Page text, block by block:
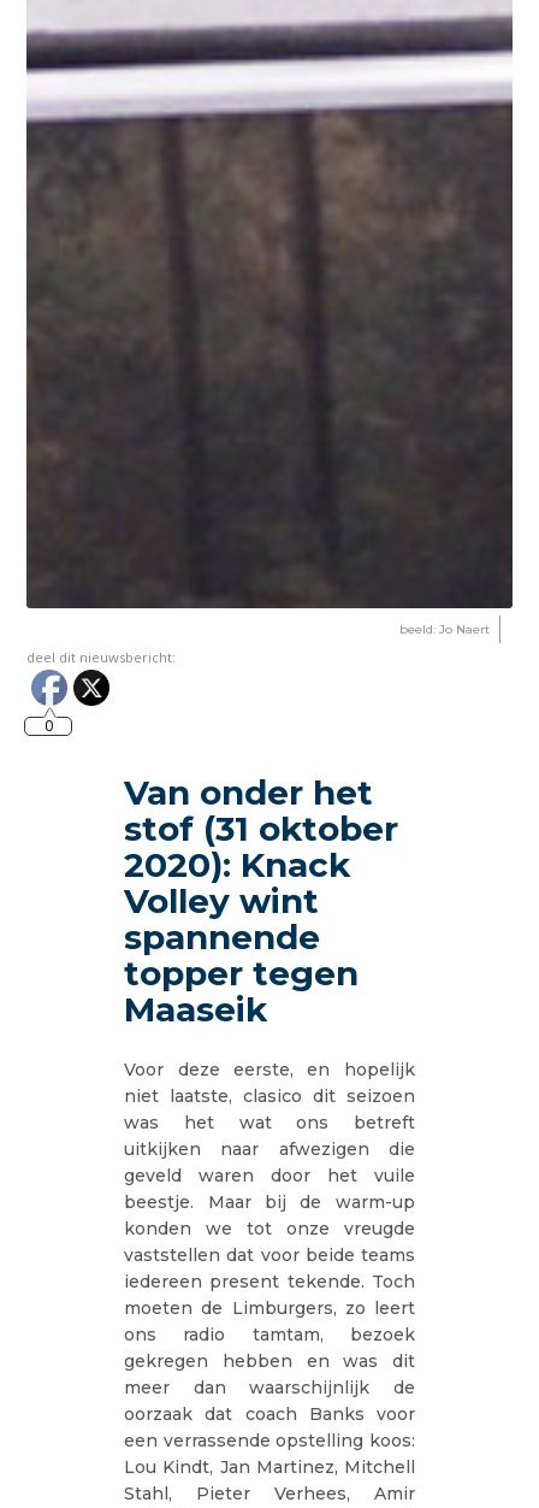
beeld: Jo Naert
deel dit nieuwsbericht:
0
Van onder het
stof (31 oktober
2020): Knack
Volley wint
spannende
topper tegen
Maaseik
Voor deze eerste, en hopelijk
niet laatste, clasico dit seizoen
was het wat ons betreft
uitkijken naar afwezigen die
geveld waren door het vuile
beestje. Maar bij de warm-up
konden we tot onze vreugde
vaststellen dat voor beide teams
iedereen present tekende. Toch
moeten de Limburgers, zo leert
ons radio tamtam, bezoek
gekregen hebben en was dit
meer dan waarschijnlijk de
oorzaak dat coach Banks voor
een verrassende opstelling koos:
Lou Kindt, Jan Martinez, Mitchell
Stahl, Pieter Verhees, Amir